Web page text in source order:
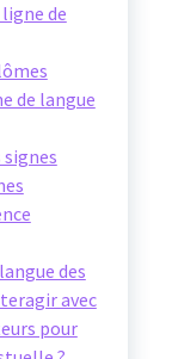
de
de langue
signes
des
avec
pour